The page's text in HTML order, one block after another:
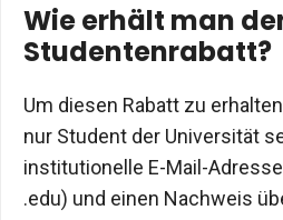
Wie erhält man
Studentenrabatt?
Um diesen Rabatt zu
nur Student der Universität
institutionelle E-Mail-
.edu) und einen Nachweis